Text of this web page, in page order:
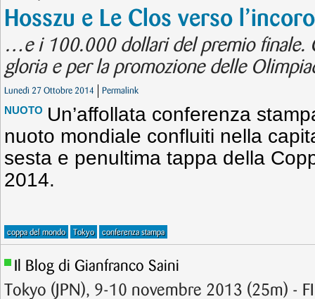
Hosszu e Le Clos verso
…e i 100.000 dollari del premio finale.
gloria e per la promozione delle
Lunedì 27 Ottobre 2014 Permalink
NUOTO Un’affollata conferenza
nuoto mondiale confluiti nella
sesta e penultima tappa della
2014.
coppa del mondo Tokyo conferenza stampa
Il Blog di Gianfranco Saini
Tokyo (JPN), 9-10 novembre 2013 (25m) -